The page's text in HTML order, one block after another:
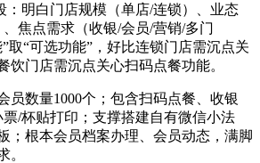
明白门店规模（单店/连锁）、业态
、焦点需求（收银/会员/营销/多门
取“可选功能”，好比连锁门店需沉点关
饮门店需沉点关心扫码点餐功能。
数量1000个；包含扫码点餐、收银
/杯贴打印；支撑搭建自有微信小法
；根本会员档案办理、会员动态，满脚
。